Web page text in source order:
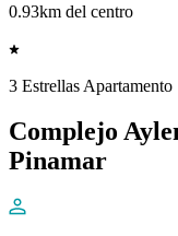
0.93km del centro
3 Estrellas Apartamento
Complejo
Pinamar